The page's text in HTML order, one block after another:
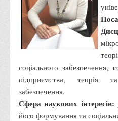
соціального забезпечення,
підприємства, теорія
забезпечення.
Сфера наукових інтересів:
його формування та